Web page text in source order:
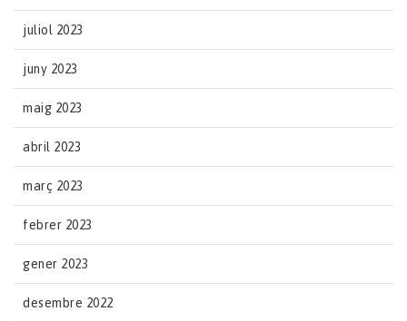
juliol 2023
juny 2023
maig 2023
abril 2023
març 2023
febrer 2023
gener 2023
desembre 2022